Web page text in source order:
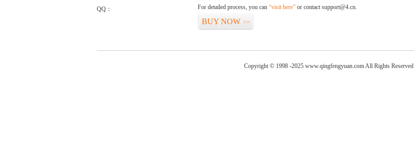
QQ：
For detailed process, you can “visit here” or contact support@4.cn.
BUY NOW >>
Copyright © 1998 -2025 www.qingfengyuan.com All Rights Reserved